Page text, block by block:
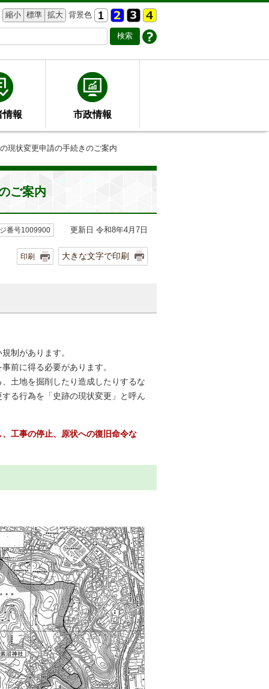
縮小 標準 拡大 背景色
情報 市政情報
現状変更申請の手続きのご案内
ご案内
番号1009900 更新日 令和8年4月7日
印刷 大きな文字で印刷
制があります。
前に得る必要があります。
土地を掘削したり造成したりするな
る行為を「史跡の現状変更」と呼ん
工事の停止、原状への復旧命令な